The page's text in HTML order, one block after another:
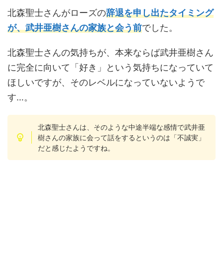
北森聖士さんがローズの辞退を申し出たタイミング
が、武井亜樹さんの家族と会う前でした。
北森聖士さんの気持ちが、本来ならば武井亜樹さん
に完全に向いて「好き」という気持ちになっていて
ほしいですが、そのレベルになっていないようで
す…。
北森聖士さんは、そのような中途半端な感情で武井亜
樹さんの家族に会って話をするというのは「不誠実」
だと感じたようですね。